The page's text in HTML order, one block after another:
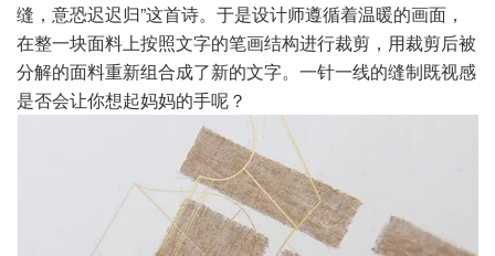
缝，意恐迟迟归”这首诗。于是设计师遵循着温暖的画面，
在整一块面料上按照文字的笔画结构进行裁剪，用裁剪后被
分解的面料重新组合成了新的文字。一针一线的缝制既视感
是否会让你想起妈妈的手呢？